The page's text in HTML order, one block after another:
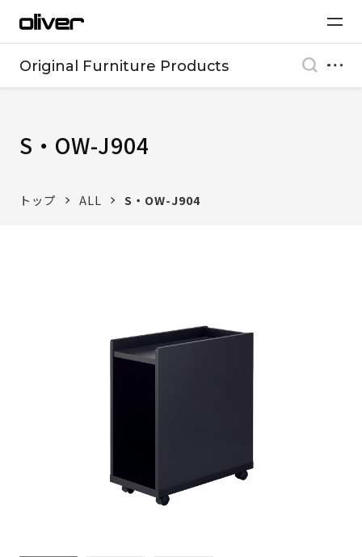
Original Furniture Products
S・OW-J904
トップ ALL S・OW-J904